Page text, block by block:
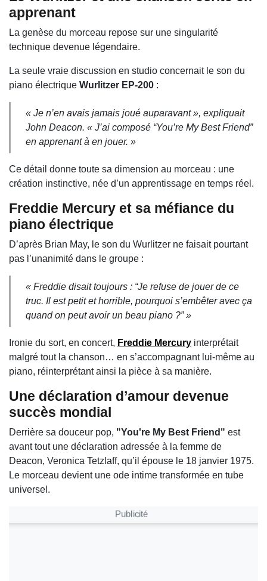
apprenant
La genèse du morceau repose sur une singularité
technique devenue légendaire.
La seule vraie discussion en studio concernait le son du
piano électrique Wurlitzer EP-200 :
« Je n’en avais jamais joué auparavant », expliquait
John Deacon. « J’ai composé “You’re My Best Friend”
en apprenant à en jouer. »
Ce détail donne toute sa dimension au morceau : une
création instinctive, née d’un apprentissage en temps réel.
Freddie Mercury et sa méfiance du
piano électrique
D’après Brian May, le son du Wurlitzer ne faisait pourtant
pas l’unanimité dans le groupe :
« Freddie disait toujours : “Je refuse de jouer de ce
truc. Il est petit et horrible, pourquoi s’embêter avec ça
quand on peut avoir un beau piano ?” »
Ironie du sort, en concert, Freddie Mercury interprétait
malgré tout la chanson… en s’accompagnant lui-même au
piano, réinterprétant ainsi la pièce à sa manière.
Une déclaration d’amour devenue
succès mondial
Derrière sa douceur pop, "You're My Best Friend" est
avant tout une déclaration adressée à la femme de
Deacon, Veronica Tetzlaff, qu’il épouse le 18 janvier 1975.
Le morceau devient une ode intime transformée en tube
universel.
Publicité